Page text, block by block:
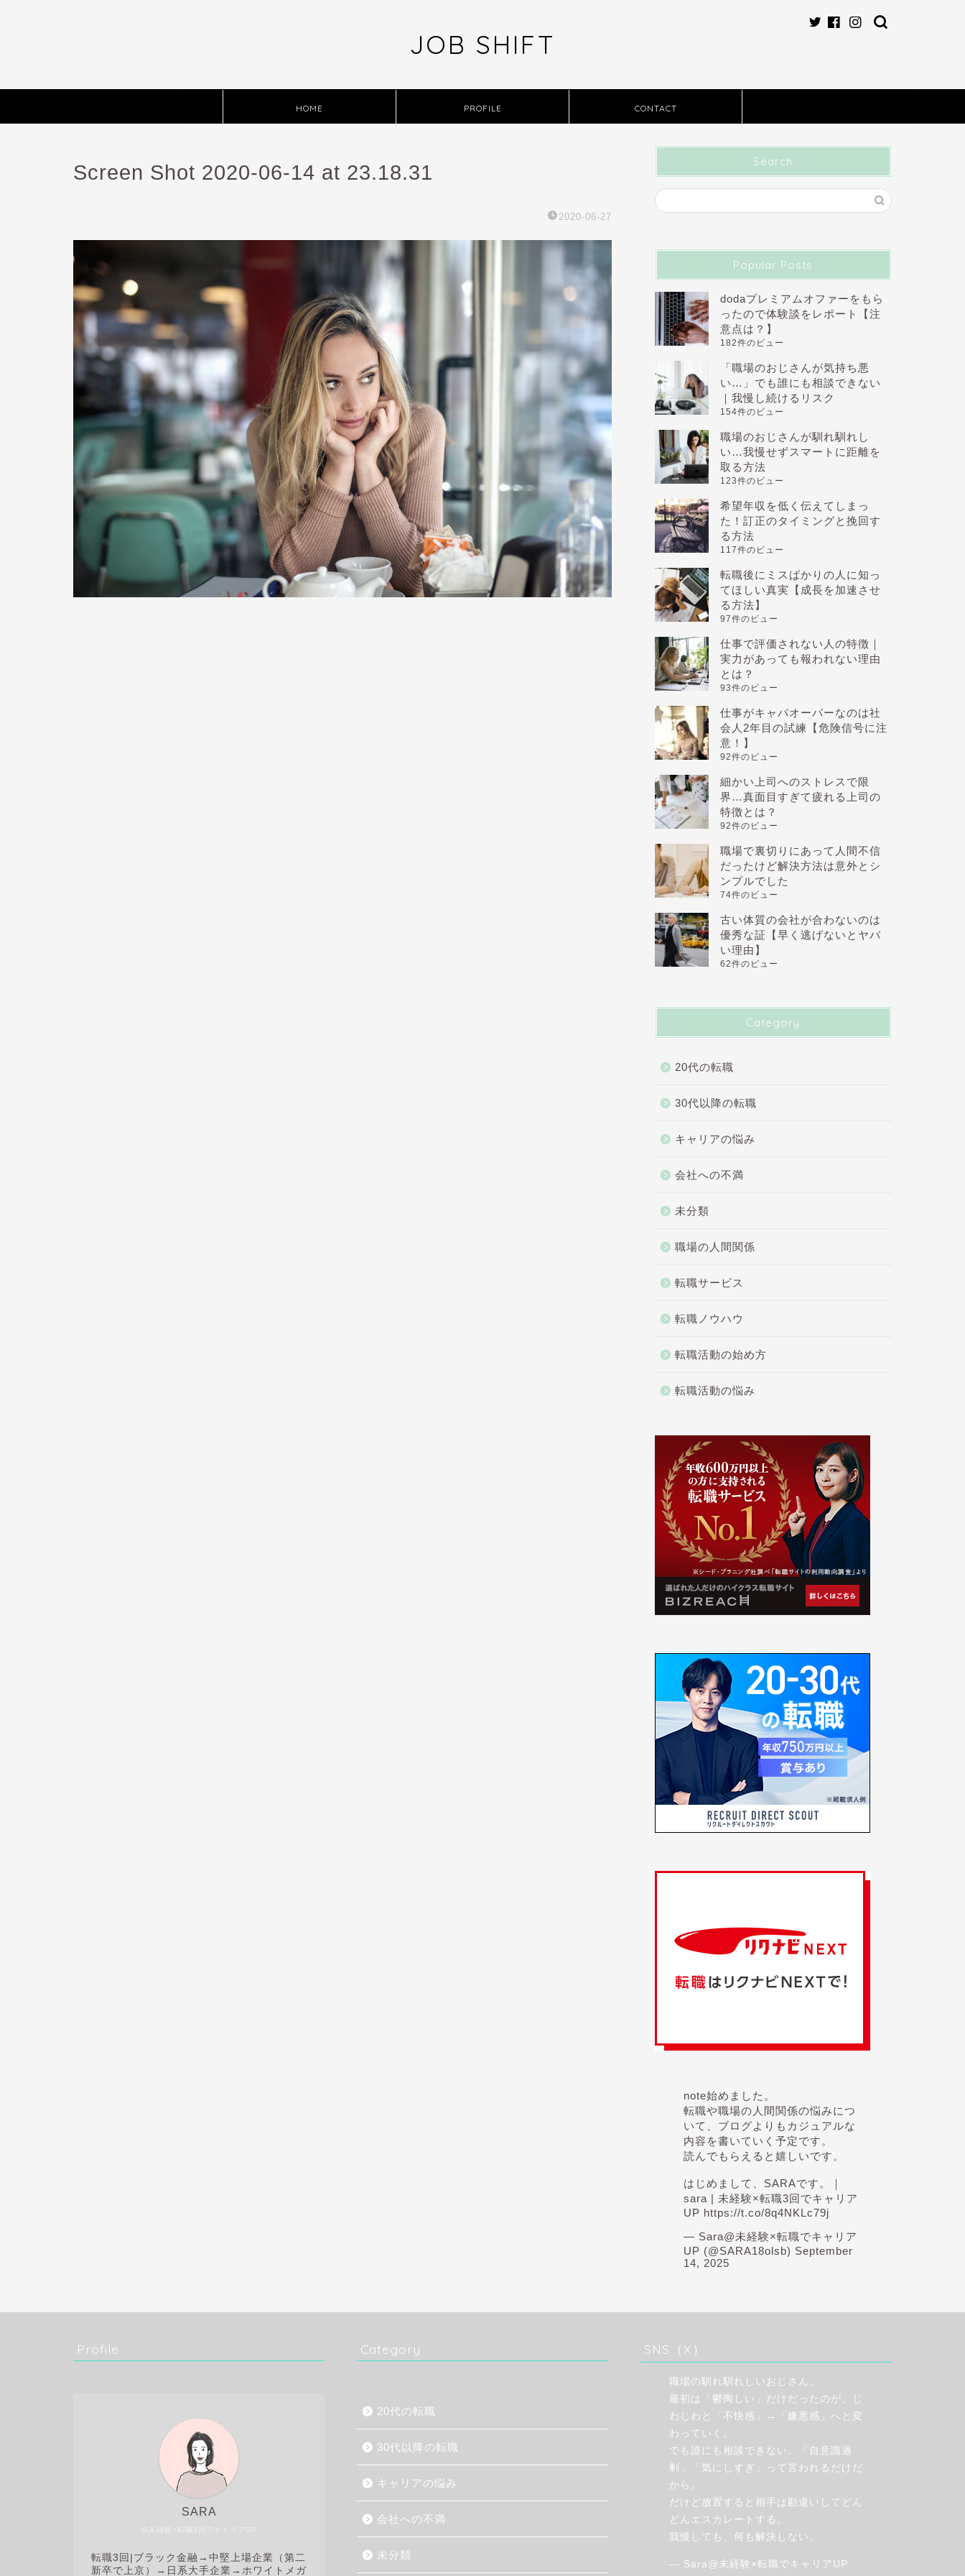
JOB SHIFT
HOME PROFILE CONTACT
Screen Shot 2020-06-14 at 23.18.31
2020-06-27
Search
Popular Posts
dodaプレミアムオファーをもら
ったので体験談をレポート【注
意点は？】
182件のビュー
「職場のおじさんが気持ち悪
い…」でも誰にも相談できない
｜我慢し続けるリスク
154件のビュー
職場のおじさんが馴れ馴れし
い…我慢せずスマートに距離を
取る方法
123件のビュー
希望年収を低く伝えてしまっ
た！訂正のタイミングと挽回す
る方法
117件のビュー
転職後にミスばかりの人に知っ
てほしい真実【成長を加速させ
る方法】
97件のビュー
仕事で評価されない人の特徴｜
実力があっても報われない理由
とは？
93件のビュー
仕事がキャパオーバーなのは社
会人2年目の試練【危険信号に注
意！】
92件のビュー
細かい上司へのストレスで限
界…真面目すぎて疲れる上司の
特徴とは？
92件のビュー
職場で裏切りにあって人間不信
だったけど解決方法は意外とシ
ンプルでした
74件のビュー
古い体質の会社が合わないのは
優秀な証【早く逃げないとヤバ
い理由】
62件のビュー
Category
20代の転職
30代以降の転職
キャリアの悩み
会社への不満
未分類
職場の人間関係
転職サービス
転職ノウハウ
転職活動の始め方
転職活動の悩み
note始めました。
転職や職場の人間関係の悩みにつ
いて、ブログよりもカジュアルな
内容を書いていく予定です。
読んでもらえると嬉しいです。
はじめまして、SARAです。｜
sara | 未経験×転職3回でキャリア
UP https://t.co/8q4NKLc79j
— Sara@未経験×転職でキャリア
UP (@SARA18olsb) September
14, 2025
Profile
@未経験×転職3回でキャリアUP
SARA
転職3回| ブラック金融→中堅上場企業（第二
新卒で上京）→日系大手企業→ホワイトメガ
Category
20代の転職
30代以降の転職
キャリアの悩み
会社への不満
未分類
SNS（X）
職場の馴れ馴れしいおじさん。
最初は「鬱陶しい」だけだったのが、じ
わじわと「不快感」→「嫌悪感」へと変
わっていく。
でも誰にも相談できない。「自意識過
剰」「気にしすぎ」って言われるだけだ
から。
だけど放置すると相手は勘違いしてどん
どんエスカレートする。
我慢しても、何も解決しない。
— Sara@未経験×転職でキャリアUP